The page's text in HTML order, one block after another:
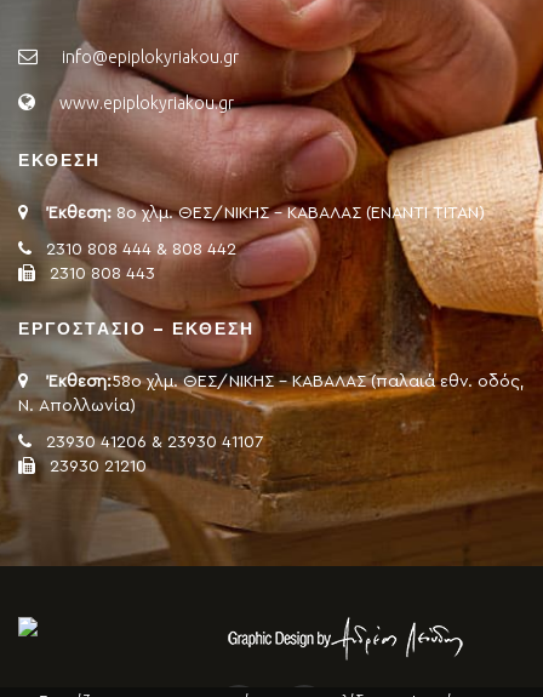
info@epiplokyriakou.gr
www.epiplokyriakou.gr
ΕΚΘΕΣΗ
Έκθεση: 8ο χλμ. ΘΕΣ/ΝΙΚΗΣ - ΚΑΒΑΛΑΣ (ΕΝΑΝΤΙ ΤΙΤΑΝ)
2310 808 444 & 808 442
2310 808 443
ΕΡΓΟΣΤΑΣΙΟ – ΕΚΘΕΣΗ
Έκθεση:58ο χλμ. ΘΕΣ/ΝΙΚΗΣ - ΚΑΒΑΛΑΣ (παλαιά εθν. οδός,
Ν. Απολλωνία)
23930 41206 & 23930 41107
23930 21210